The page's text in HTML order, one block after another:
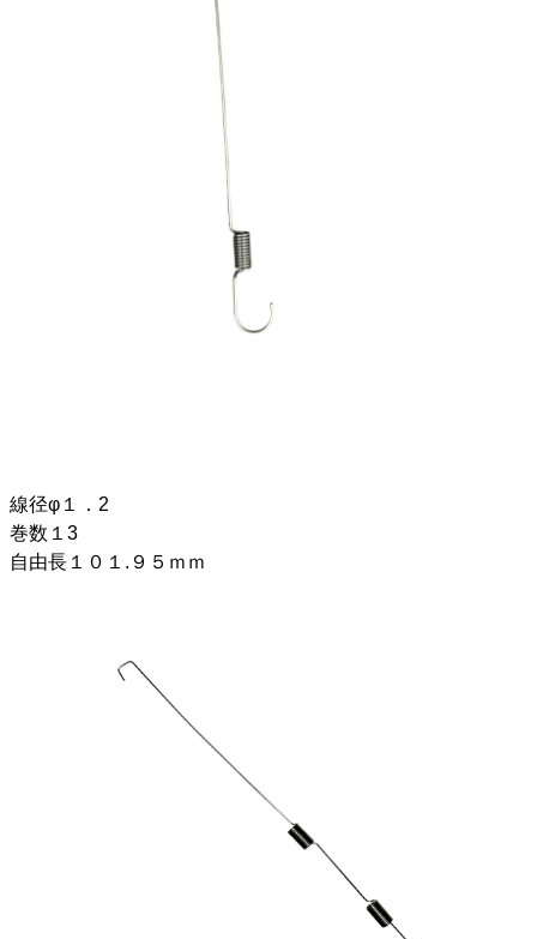
線径φ１．2
巻数１3
自由長１０１.９５ｍｍ